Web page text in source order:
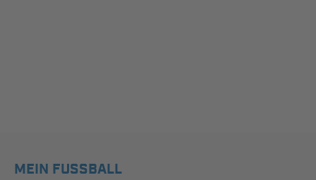
MEIN FUSSBALL